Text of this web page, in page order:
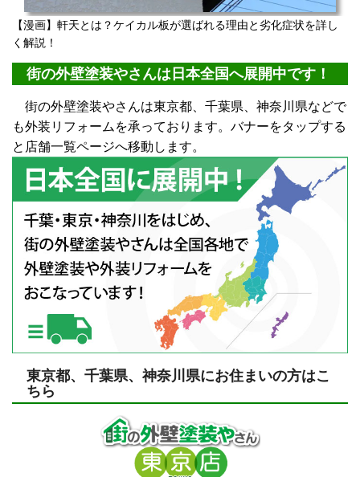
【漫画】軒天とは？ケイカル板が選ばれる理由と劣化症状を詳し
く解説！
街の外壁塗装やさんは日本全国へ展開中です！
街の外壁塗装やさんは東京都、千葉県、神奈川県などで
も外装リフォームを承っております。バナーをタップする
と店舗一覧ページへ移動します。
東京都、千葉県、神奈川県にお住まいの方はこ
ちら